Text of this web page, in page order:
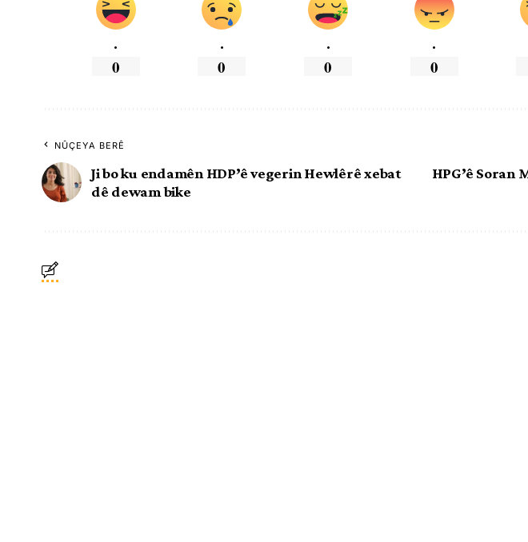
.
0
.
0
.
0
.
0
NÛÇEYA BERÊ
Ji bo ku endamên HDP’ê vegerin Hewlêrê xebat
dê dewam bike
HPG’ê